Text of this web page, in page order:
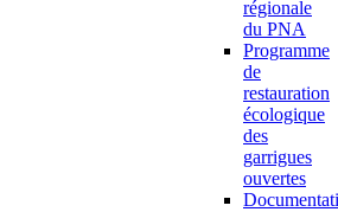
régionale
du PNA
Programme
de
restauration
écologique
des
garrigues
ouvertes